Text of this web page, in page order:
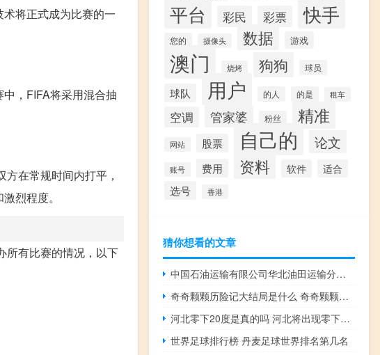
将正式成为比赛的一
，FIFA将采用混合抽
在常规时间内打平，
烈程度。
所有比赛的情况，以下
平台 彩民 彩票 快手
您的 摄像头 数据 游戏
澳门 烧烤 狗狗 球员
球队 用户 的人 的是 租车
空调 管家婆 粉丝 精准
网站 股票 自己的 论文
账号 费用 资料 软件 适合
选号 香港
猜你想看的文章
中国石油运输有限公司华北油田运输分公司怎么样 中国石油天然气运输公司
奇奇颗颗历险记大结局是什么 奇奇颗颗说恐龙动漫
河北零下20度是真的吗 河北将出现零下30度低温
世界足球排行榜 丹麦足球世界排名第几名